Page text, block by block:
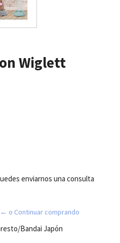
Wiglett
enviarnos una consulta
← o Continuar comprando
Bandai Japón